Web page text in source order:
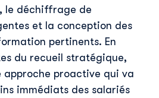
le déchiffrage de
et la conception des
pertinents. En
du recueil stratégique,
approche proactive qui va
immédiats des salariés